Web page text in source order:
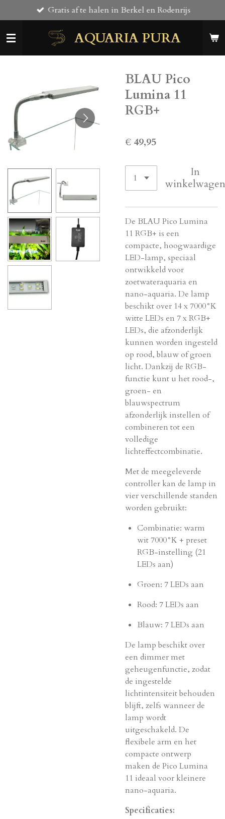
direct
naar
AQUARIA PURA
Gratis af te halen in Berkel en Rodenrijs
BLAU Pico
Lumina 11
RGB+
€ 49,95
In
winkelwagen
De BLAU Pico Lumina
11 RGB+ is een
compacte, hoogwaardige
LED-lamp, speciaal
ontwikkeld voor
zoetwateraquaria en
nano-aquaria. De lamp
beschikt over 14 x 7000°K
witte LEDs en 7 x RGB+
LEDs, die afzonderlijk
kunnen worden ingesteld
op rood, blauw of groen
licht. Dankzij de RGB-
functie kunt u het rood-,
groen- en
blauwspectrum
afzonderlijk instellen of
combineren tot een
volledige
lichteffectcombinatie.
Met de meegeleverde
controller kan de lamp in
vier verschillende standen
worden gebruikt:
Combinatie: warm
wit 7000°K + preset
RGB-instelling (21
LEDs aan)
Groen: 7 LEDs aan
Rood: 7 LEDs aan
Blauw: 7 LEDs aan
De lamp beschikt over
een dimmer met
geheugenfunctie, zodat
de ingestelde
lichtintensiteit behouden
blijft, zelfs wanneer de
lamp wordt
uitgeschakeld. De
flexibele arm en het
compacte ontwerp
maken de Pico Lumina
11 ideaal voor kleinere
nano-aquaria.
Specificaties: